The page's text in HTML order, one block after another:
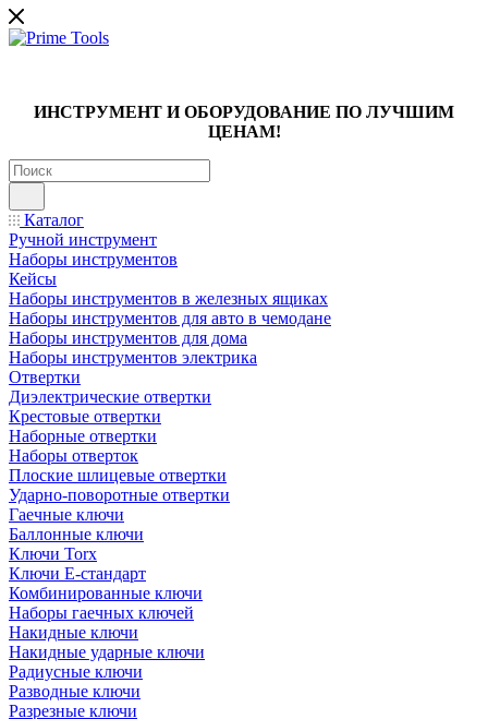
ИНСТРУМЕНТ И ОБОРУДОВАНИЕ ПО ЛУЧШИМ
ЦЕНАМ!
Каталог
Ручной инструмент
Наборы инструментов
Кейсы
Наборы инструментов в железных ящиках
Наборы инструментов для авто в чемодане
Наборы инструментов для дома
Наборы инструментов электрика
Отвертки
Диэлектрические отвертки
Крестовые отвертки
Наборные отвертки
Наборы отверток
Плоские шлицевые отвертки
Ударно-поворотные отвертки
Гаечные ключи
Баллонные ключи
Ключи Torx
Ключи Е-стандарт
Комбинированные ключи
Наборы гаечных ключей
Накидные ключи
Накидные ударные ключи
Радиусные ключи
Разводные ключи
Разрезные ключи